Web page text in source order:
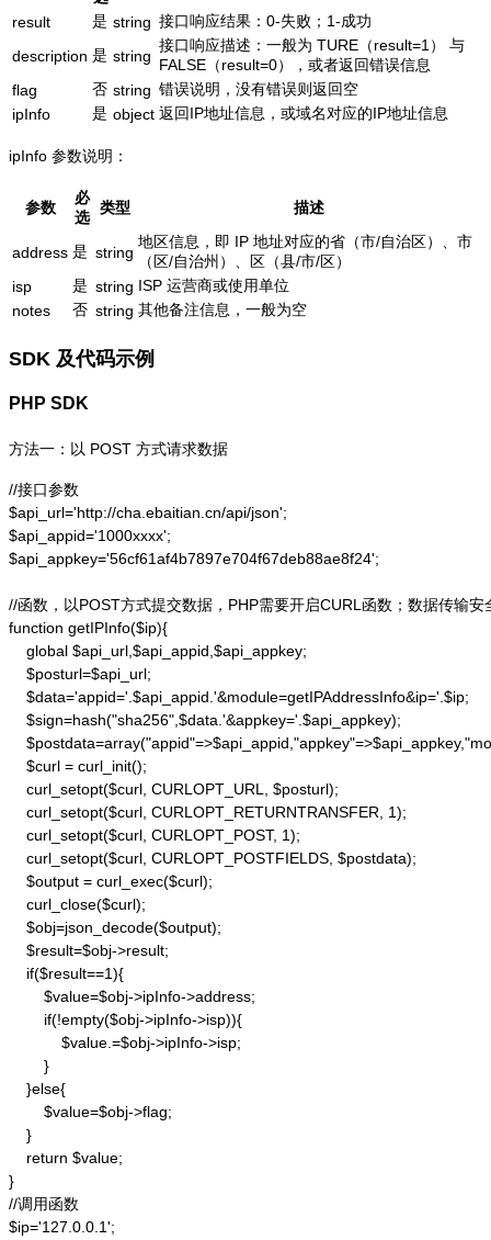
result
是 string 接口响应结果：0-失败；1-成功
description 是 string
接口响应描述：一般为 TURE（result=1） 与
FALSE（result=0），或者返回错误信息
flag
否 string 错误说明，没有错误则返回空
ipInfo
是 object 返回IP地址信息，或域名对应的IP地址信息
ipInfo 参数说明：
参数
必
选
类型 描述
address 是 string
地区信息，即 IP 地址对应的省（市/自治区）、市
（区/自治州）、区（县/市/区）
isp
是 string ISP 运营商或使用单位
notes
否 string 其他备注信息，一般为空
SDK 及代码示例
PHP SDK
方法一：以 POST 方式请求数据
//接口参数
$api_url='http://cha.ebaitian.cn/api/json';
$api_appid='1000xxxx';
$api_appkey='56cf61af4b7897e704f67deb88ae8f24';
//函数，以POST方式提交数据，PHP需要开启CURL函数；数据传输安
function getIPInfo($ip){
    global $api_url,$api_appid,$api_appkey;
    $posturl=$api_url;
    $data='appid='.$api_appid.'&module=getIPAddressInfo&ip='.$ip;
    $sign=hash("sha256",$data.'&appkey='.$api_appkey);
    $curl = curl_init();
    curl_setopt($curl, CURLOPT_URL, $posturl);
    curl_setopt($curl, CURLOPT_RETURNTRANSFER, 1);
    curl_setopt($curl, CURLOPT_POST, 1);
    curl_setopt($curl, CURLOPT_POSTFIELDS, $postdata);
    $output = curl_exec($curl);
    curl_close($curl);
    $obj=json_decode($output);
    $result=$obj->result;
    if($result==1){
        $value=$obj->ipInfo->address;
        if(!empty($obj->ipInfo->isp)){
            $value.=$obj->ipInfo->isp;
        }
    }else{
        $value=$obj->flag;
    }
    return $value;
}
//调用函数
$ip='127.0.0.1';